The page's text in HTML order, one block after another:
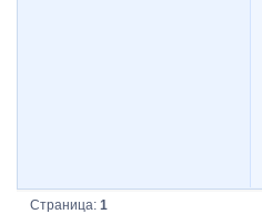
Страница:1